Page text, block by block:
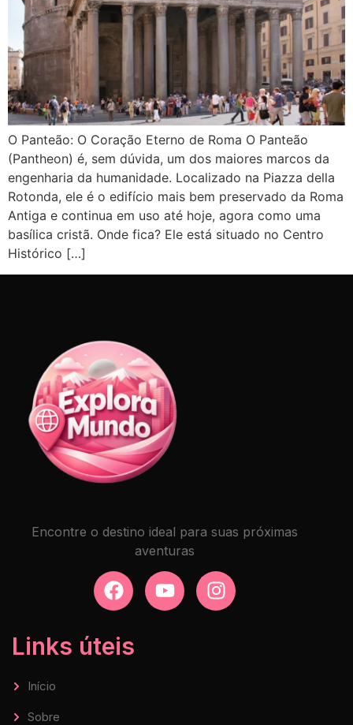
O Panteão: O Coração Eterno de Roma O Panteão
(Pantheon) é, sem dúvida, um dos maiores marcos da
engenharia da humanidade. Localizado na Piazza della
Rotonda, ele é o edifício mais bem preservado da Roma
Antiga e continua em uso até hoje, agora como uma
basílica cristã. Onde fica? Ele está situado no Centro
Histórico […]
Encontre o destino ideal para suas próximas
aventuras
Links úteis
Início
Sobre